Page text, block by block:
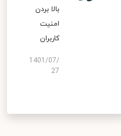
بالا بردن
امنیت
کاربران
1401/07/
27